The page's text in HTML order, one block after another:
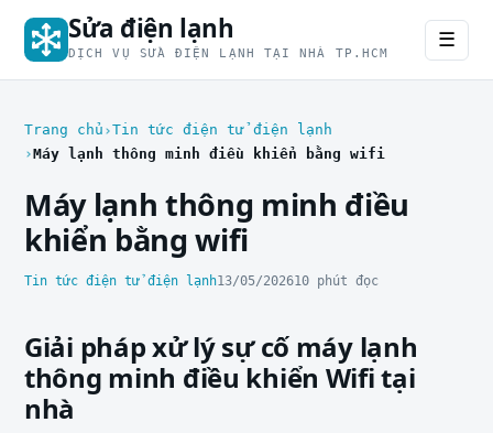
Sửa điện lạnh
DỊCH VỤ SỬA ĐIỆN LẠNH TẠI NHÀ TP.HCM
☰
Trang chủ Tin tức điện tử điện lạnh
Máy lạnh thông minh điều khiển bằng wifi
Máy lạnh thông minh điều
khiển bằng wifi
Tin tức điện tử điện lạnh13/05/202610 phút đọc
Giải pháp xử lý sự cố máy lạnh
thông minh điều khiển Wifi tại
nhà